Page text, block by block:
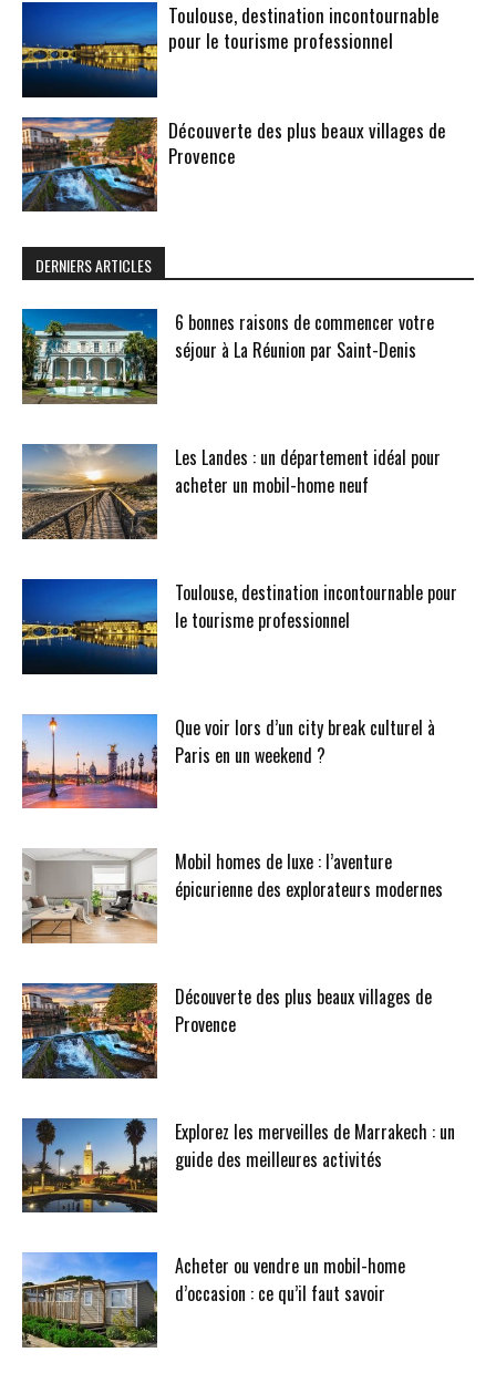
Toulouse, destination incontournable
pour le tourisme professionnel
Découverte des plus beaux villages de
Provence
DERNIERS ARTICLES
6 bonnes raisons de commencer votre
séjour à La Réunion par Saint-Denis
Les Landes : un département idéal pour
acheter un mobil-home neuf
Toulouse, destination incontournable pour
le tourisme professionnel
Que voir lors d’un city break culturel à
Paris en un weekend ?
Mobil homes de luxe : l’aventure
épicurienne des explorateurs modernes
Découverte des plus beaux villages de
Provence
Explorez les merveilles de Marrakech : un
guide des meilleures activités
Acheter ou vendre un mobil-home
d’occasion : ce qu’il faut savoir